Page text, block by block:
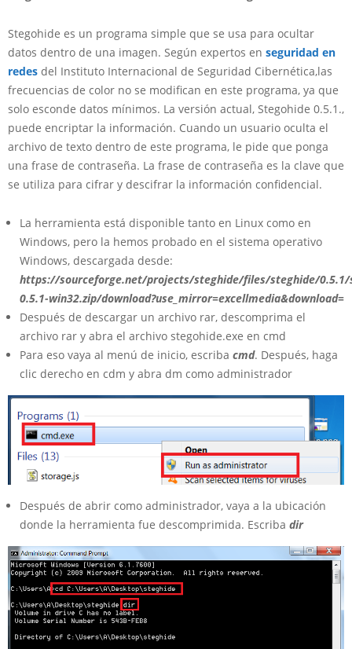
Stegohide es un programa simple que se usa para ocultar
datos dentro de una imagen. Según expertos en seguridad en
redes del Instituto Internacional de Seguridad Cibernética,las
frecuencias de color no se modifican en este programa, ya que
solo esconde datos mínimos. La versión actual, Stegohide 0.5.1.,
puede encriptar la información. Cuando un usuario oculta el
archivo de texto dentro de este programa, le pide que ponga
una frase de contraseña. La frase de contraseña es la clave que
se utiliza para cifrar y descifrar la información confidencial.
La herramienta está disponible tanto en Linux como en
Windows, pero la hemos probado en el sistema operativo
Windows, descargada desde:
https://sourceforge.net/projects/steghide/files/steghide/0.5.1/
0.5.1-win32.zip/download?use_mirror=excellmedia&download=
Después de descargar un archivo rar, descomprima el
archivo rar y abra el archivo stegohide.exe en cmd
Para eso vaya al menú de inicio, escriba cmd. Después, haga
clic derecho en cdm y abra dm como administrador
Después de abrir como administrador, vaya a la ubicación
donde la herramienta fue descomprimida. Escriba dir